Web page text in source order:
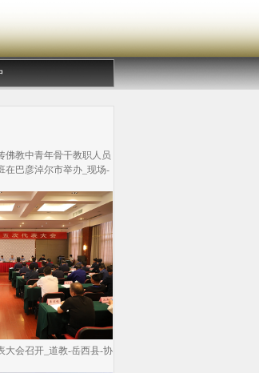
佛教中青年骨干教职人员
在巴彦淖尔市举办_现场-
大会召开_道教-岳西县-协